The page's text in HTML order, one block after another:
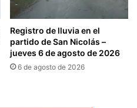
Registro de lluvia en el
partido de San Nicolás –
jueves 6 de agosto de 2026
6 de agosto de 2026